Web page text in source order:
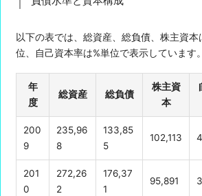
以下の表では、総資産、総負債、株主資
位、自己資本率は%単位で表示しています。
年
度
総資産 総負債
株主資
本
200
9
235,96
8
133,85
5
102,113
201
0
272,26
2
176,37
1
95,891